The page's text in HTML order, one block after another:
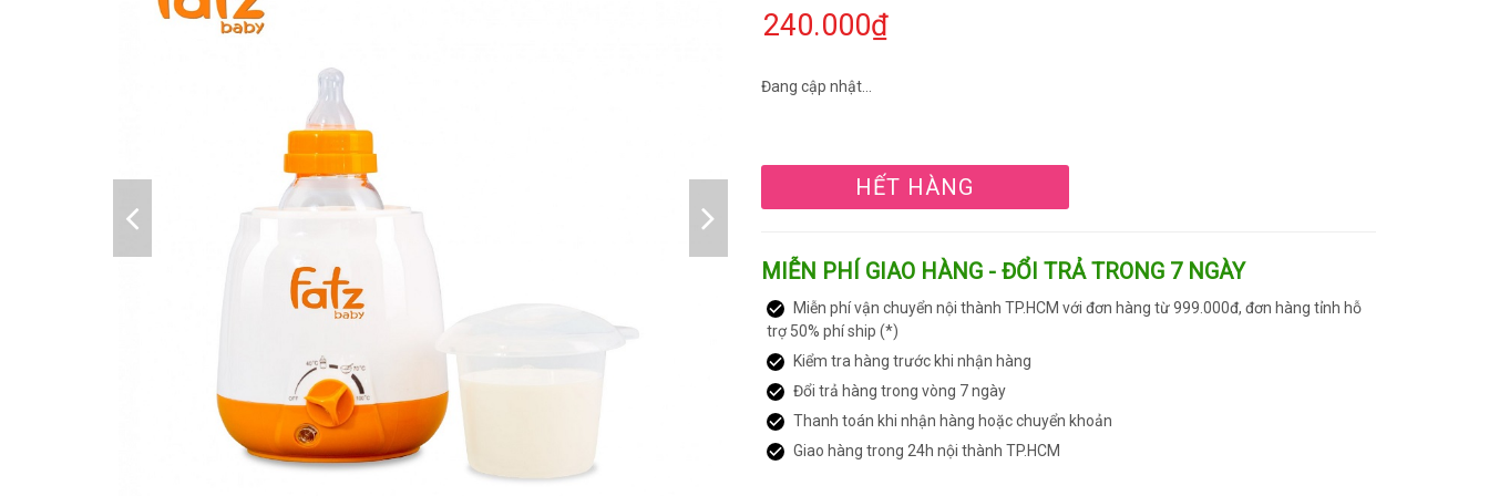
240.000₫
Đang cập nhật...
HẾT HÀNG
MIỄN PHÍ GIAO HÀNG - ĐỔI TRẢ TRONG 7 NGÀY
Miễn phí vận chuyển nội thành TP.HCM với đơn hàng từ 999.000đ, đơn hàng tỉnh hỗ
trợ 50% phí ship (*)
Kiểm tra hàng trước khi nhận hàng
Đổi trả hàng trong vòng 7 ngày
Thanh toán khi nhận hàng hoặc chuyển khoản
Giao hàng trong 24h nội thành TP.HCM